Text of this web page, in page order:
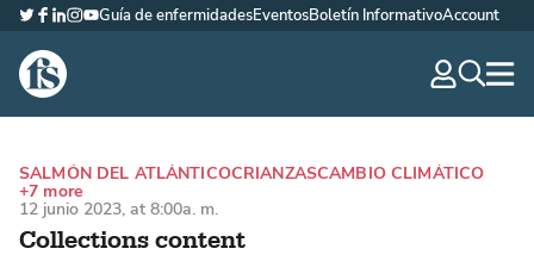
The Fish Site Española
Twitter
Facebook
LinkedIn
Instagram
YouTube
Guía de enfermidadesEventosBoletín InformativoAccount
Collections content
SALMÓN DEL ATLÁNTICOCRIANZASCAMBIO CLIMÁTICO
+7 more
12 junio 2023, at 8:00a. m.